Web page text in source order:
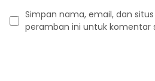
Simpan nama, email, dan
peramban ini untuk komentar